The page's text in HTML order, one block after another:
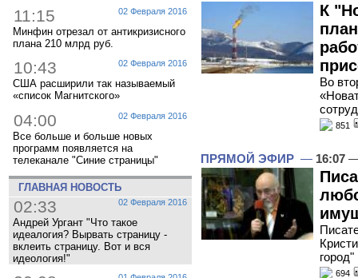
02 Февраля 2016
11:15
Минфин отрезал от антикризисного
плана 210 млрд руб.
02 Февраля 2016
10:43
США расширили так называемый
«список Магнитского»
02 Февраля 2016
04:00
Все больше и больше новых
программ появляется на
телеканале "Синие страницы"
ГЛАВНАЯ НОВОСТЬ
02 Февраля 2016
02:33
Андрей Ургант "Что такое
идеалогия? Вырвать страницу -
вклеить страницу. Вот и вся
идеология!"
К
Во
851
ПРЯМОЙ ЭФИР — 16:07 —
город"
694